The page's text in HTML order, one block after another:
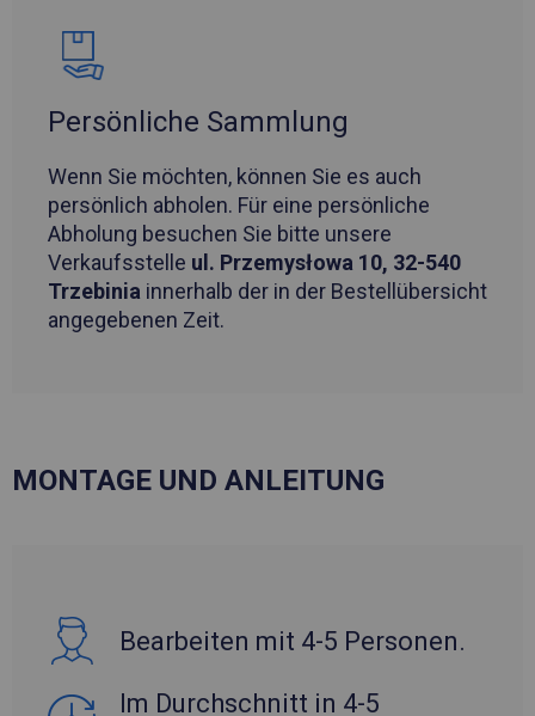
Persönliche Sammlung
Wenn Sie möchten, können Sie es auch
persönlich abholen. Für eine persönliche
Abholung besuchen Sie bitte unsere
Verkaufsstelle ul. Przemysłowa 10, 32-540
Trzebinia innerhalb der in der Bestellübersicht
angegebenen Zeit.
MONTAGE UND ANLEITUNG
Bearbeiten mit 4-5 Personen.
Im Durchschnitt in 4-5